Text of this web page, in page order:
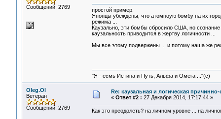
Сообщений: 2769
простой пример.
Японцы убеждены, что атомноую бомбу на их
режима ...
Каузально, эти бомбы сбросило США, но
каузальность приводится в жертву логичности ...
Мы все этому подвержены ... и потому наша же
"Я - есмь Истина и Путь, Альфа и Омега ..."(с)
Oleg.Ol
Ветеран
Сообщений: 2769
Re: каузальная и логическая
« Ответ #2 : 27 Декабря 2014, 17:17:44 »
Как это преодолеть? на личном уровне ... на